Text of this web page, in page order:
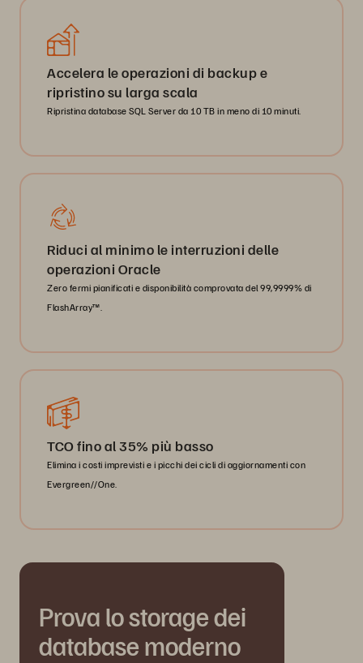
Accelera le operazioni di backup e
ripristino su larga scala
Ripristina database SQL Server da 10 TB in meno di 10 minuti.
Riduci al minimo le interruzioni delle
operazioni Oracle
Zero fermi pianificati e disponibilità comprovata del 99,9999% di
FlashArray™.
TCO fino al 35% più basso
Elimina i costi imprevisti e i picchi dei cicli di aggiornamenti con
Evergreen//One.
Prova lo storage dei
database moderno